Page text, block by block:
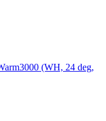
(WH, 24 deg,